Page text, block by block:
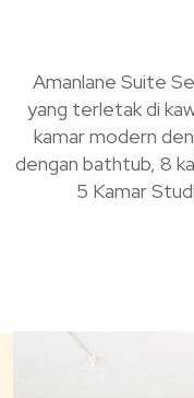
Amanlane Suite
yang terletak di
kamar modern
dengan bathtub, 8
5 Kamar